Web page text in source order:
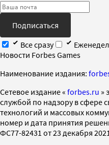
Подписаться
Все сразу
Новости Forbes Games
Наименование издания:
Cетевое издание « forbes.ru »
службой по надзору в сфере
технологий и массовых
номер и дата принятия
ФС77-82431 от 23 декабря